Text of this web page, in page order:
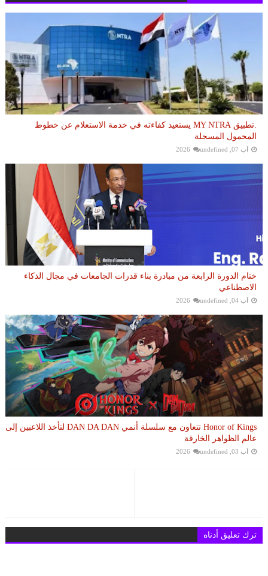
.تطبيق MY NTRA يستعيد كفاءته في خدمة الاستعلام عن خطوط
المحمول المسجلة
آب 07, 2026 undefined
ختام الدورة الرابعة من مبادرة بناء قدرات الجامعات في مجال الذكاء
الاصطناعي
آب 04, 2026 undefined
Honor of Kings تتعاون مع سلسلة أنمي DAN DA DAN لتأخذ اللاعبين إلى
عالم الظواهر الخارقة
آب 03, 2026 undefined
ترك تعليق أدناه